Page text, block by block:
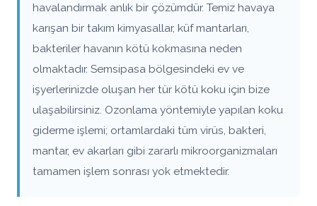
havalandırmak anlık bir çözümdür. Temiz havaya
karışan bir takım kimyasallar, küf mantarları,
bakteriler havanın kötü kokmasına neden
olmaktadır. Semsipasa bölgesindeki ev ve
işyerlerinizde oluşan her tür kötü koku için bize
ulaşabilirsiniz. Ozonlama yöntemiyle yapılan koku
giderme işlemi; ortamlardaki tüm virüs, bakteri,
mantar, ev akarları gibi zararlı mikroorganizmaları
tamamen işlem sonrası yok etmektedir.